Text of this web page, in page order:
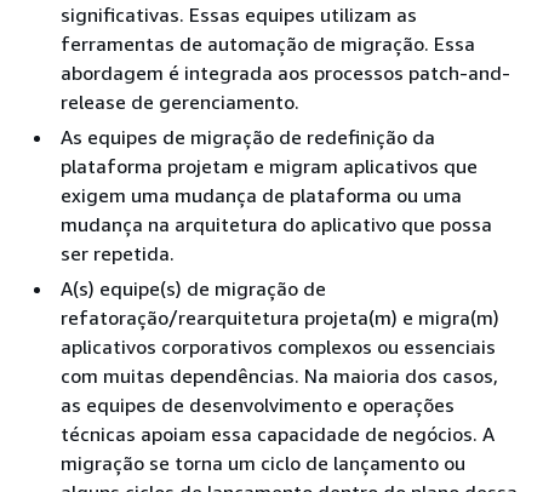
significativas. Essas equipes utilizam as
ferramentas de automação de migração. Essa
abordagem é integrada aos processos patch-and-
release de gerenciamento.
As equipes de migração de redefinição da
plataforma projetam e migram aplicativos que
exigem uma mudança de plataforma ou uma
mudança na arquitetura do aplicativo que possa
ser repetida.
A(s) equipe(s) de migração de
refatoração/rearquitetura projeta(m) e migra(m)
aplicativos corporativos complexos ou essenciais
com muitas dependências. Na maioria dos casos,
as equipes de desenvolvimento e operações
técnicas apoiam essa capacidade de negócios. A
migração se torna um ciclo de lançamento ou